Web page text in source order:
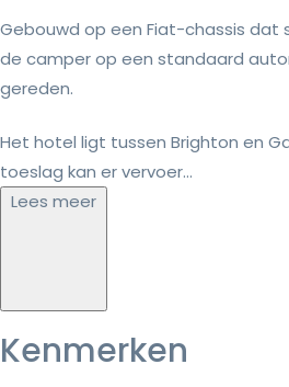
Gebouwd op een Fiat-chassis dat
de camper op een standaard
gereden.
Het hotel ligt tussen Brighton en
toeslag kan er vervoer...
Lees meer
Kenmerken